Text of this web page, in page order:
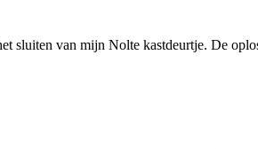
sluiten van mijn Nolte kastdeurtje. De